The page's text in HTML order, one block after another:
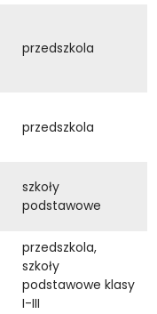
przedszkola
przedszkola
szkoły
podstawowe
przedszkola,
szkoły
podstawowe klasy
I-III